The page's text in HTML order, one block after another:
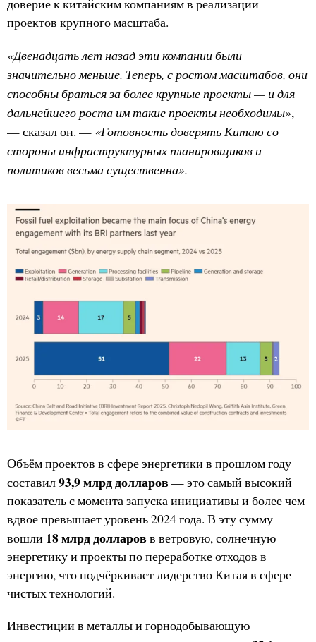
доверие к китайским компаниям в реализации
проектов крупного масштаба.
«Двенадцать лет назад эти компании были
значительно меньше. Теперь, с ростом масштабов, они
способны браться за более крупные проекты — и для
дальнейшего роста им такие проекты необходимы»,
— сказал он. — «Готовность доверять Китаю со
стороны инфраструктурных планировщиков и
политиков весьма существенна».
Объём проектов в сфере энергетики в прошлом году
составил93,9 млрд долларов— это самый высокий
показатель с момента запуска инициативы и более чем
вдвое превышает уровень 2024 года. В эту сумму
вошли 18 млрд долларовв ветровую, солнечную
энергетику и проекты по переработке отходов в
энергию, что подчёркивает лидерство Китая в сфере
чистых технологий.
Инвестиции в металлы и горнодобывающую